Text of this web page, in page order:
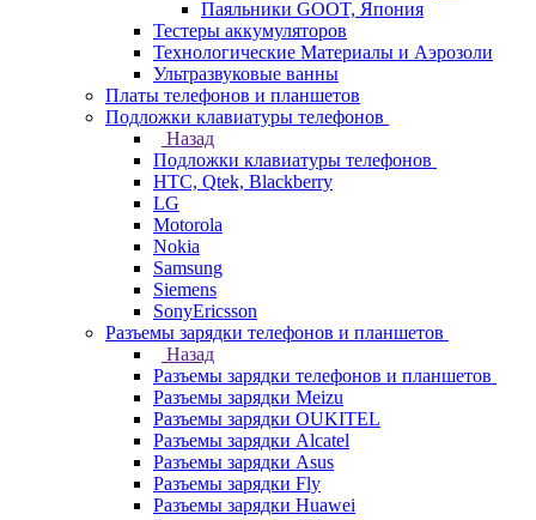
Паяльники GOOT, Япония
Тестеры аккумуляторов
Технологические Материалы и Аэрозоли
Ультразвуковые ванны
Платы телефонов и планшетов
Подложки клавиатуры телефонов
Назад
Подложки клавиатуры телефонов
HTC, Qtek, Blackberry
LG
Motorola
Nokia
Samsung
Siemens
SonyEricsson
Разъемы зарядки телефонов и планшетов
Назад
Разъемы зарядки телефонов и планшетов
Разъемы зарядки Meizu
Разъемы зарядки OUKITEL
Разъемы зарядки Alcatel
Разъемы зарядки Asus
Разъемы зарядки Fly
Разъемы зарядки Huawei